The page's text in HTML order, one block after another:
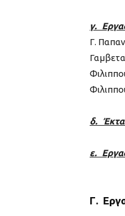
γ.
Γ.
δ.
ε.
Γ.